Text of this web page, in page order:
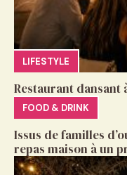
LIFESTYLE
Restaurant dansant
FOOD & DRINK
Issus de familles
repas maison à un